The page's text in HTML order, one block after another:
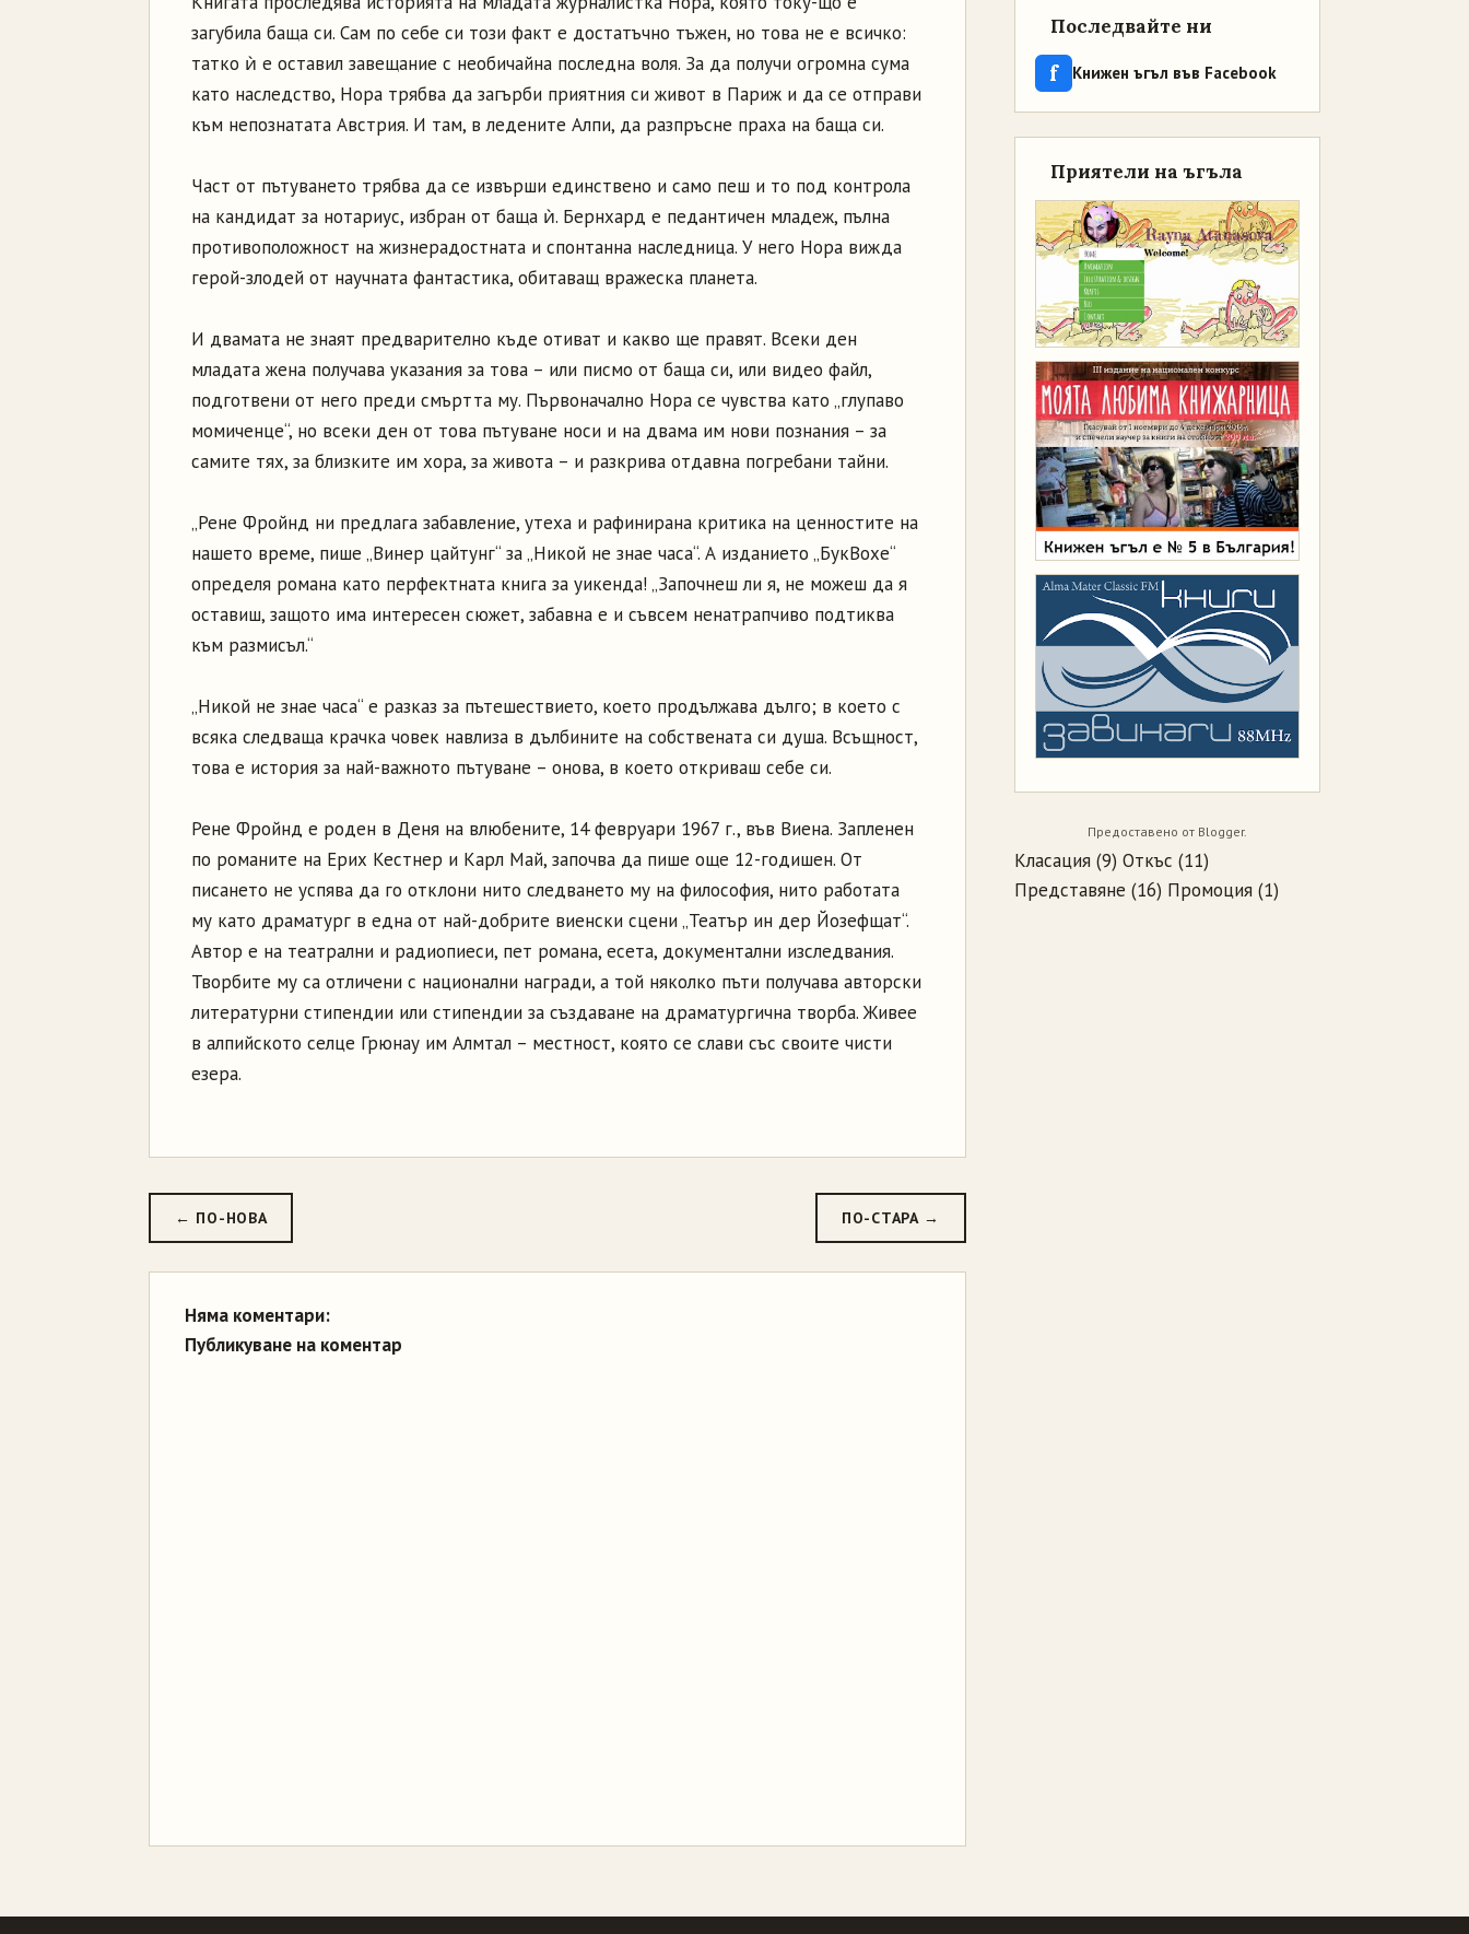
загубила баща си. Сам по себе си този факт е достатъчно тъжен, но това не е всичко:
татко ѝ е оставил завещание с необичайна последна воля. За да получи огромна сума
като наследство, Нора трябва да загърби приятния си живот в Париж и да се отправи
към непознатата Австрия. И там, в ледените Алпи, да разпръсне праха на баща си.
Част от пътуването трябва да се извърши единствено и само пеш и то под контрола
на кандидат за нотариус, избран от баща ѝ. Бернхард е педантичен младеж, пълна
противоположност на жизнерадостната и спонтанна наследница. У него Нора вижда
герой-злодей от научната фантастика, обитаващ вражеска планета.
И двамата не знаят предварително къде отиват и какво ще правят. Всеки ден
младата жена получава указания за това – или писмо от баща си, или видео файл,
подготвени от него преди смъртта му. Първоначално Нора се чувства като „глупаво
момиченце“, но всеки ден от това пътуване носи и на двама им нови познания – за
самите тях, за близките им хора, за живота – и разкрива отдавна погребани тайни.
„Рене Фройнд ни предлага забавление, утеха и рафинирана критика на ценностите на
нашето време, пише „Винер цайтунг“ за „Никой не знае часа“. А изданието „БукВохе“
определя романа като перфектната книга за уикенда! „Започнеш ли я, не можеш да я
оставиш, защото има интересен сюжет, забавна е и съвсем ненатрапчиво подтиква
към размисъл.“
„Никой не знае часа“ е разказ за пътешествието, което продължава дълго; в което с
всяка следваща крачка човек навлиза в дълбините на собствената си душа. Всъщност,
това е история за най-важното пътуване – онова, в което откриваш себе си.
Рене Фройнд е роден в Деня на влюбените, 14 февруари 1967 г., във Виена. Запленен
по романите на Ерих Кестнер и Карл Май, започва да пише още 12-годишен. От
писането не успява да го отклони нито следването му на философия, нито работата
му като драматург в една от най-добрите виенски сцени „Театър ин дер Йозефщат“.
Автор е на театрални и радиопиеси, пет романа, есета, документални изследвания.
Творбите му са отличени с национални награди, а той няколко пъти получава авторски
литературни стипендии или стипендии за създаване на драматургична творба. Живее
в алпийското селце Грюнау им Алмтал – местност, която се слави със своите чисти
езера.
← ПО-НОВА ПО-СТАРА →
Няма коментари:
Публикуване на коментар
Последвайте ни
f Книжен ъгъл във Facebook
Приятели на ъгъла
Предоставено от Blogger.
Класация (9) Откъс (11)
Представяне (16) Промоция (1)